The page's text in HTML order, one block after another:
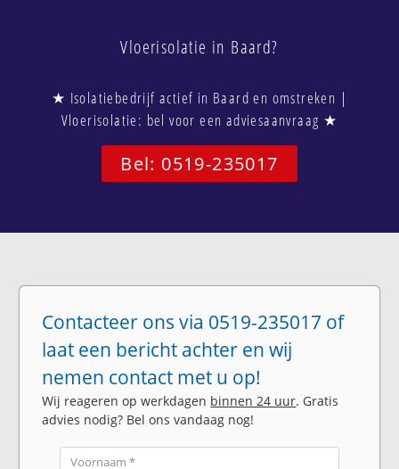
Vloerisolatie in Baard?
★ Isolatiebedrijf actief in Baard en omstreken |
Vloerisolatie: bel voor een adviesaanvraag ★
Bel: 0519-235017
Contacteer ons via 0519-235017 of
laat een bericht achter en wij
nemen contact met u op!
Wij reageren op werkdagen binnen 24 uur. Gratis
advies nodig? Bel ons vandaag nog!